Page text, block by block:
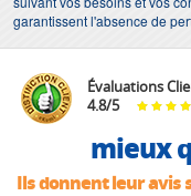
garantissent l'absence de
Évaluations
4.8/5
mieux
Ils donnent leur avis